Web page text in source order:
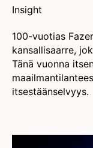
Insight
100-vuotias
kansallisaarre,
Tänä vuonna
itsestäänselvyys.